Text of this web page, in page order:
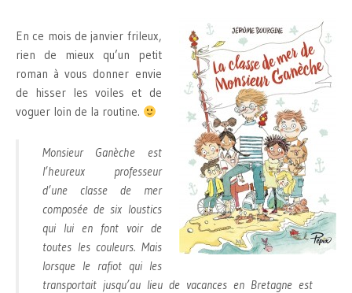
En ce mois de janvier frileux,
rien de mieux qu’un petit
roman à vous donner envie
de hisser les voiles et de
voguer loin de la routine.
Monsieur Ganèche est
l’heureux professeur
d’une classe de mer
composée de six loustics
qui lui en font voir de
toutes les couleurs. Mais
lorsque le rafiot qui les
transportait jusqu’au lieu de vacances en Bretagne est